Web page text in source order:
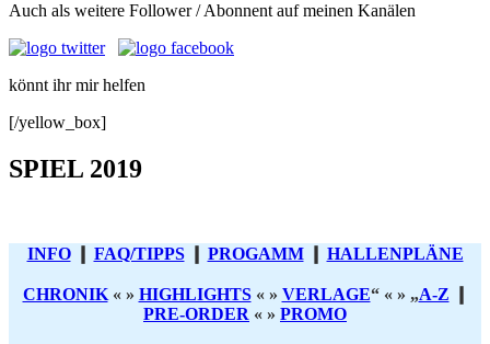
Auch als weitere Follower / Abonnent auf meinen Kanälen
könnt ihr mir helfen
[/yellow_box]
SPIEL 2019
INFO❙ FAQ/TIPPS❙ PROGAMM❙ HALLENPLÄNE
CHRONIK« » HIGHLIGHTS« » VERLAGE“ « » „A-Z
PRE-ORDER « » PROMO